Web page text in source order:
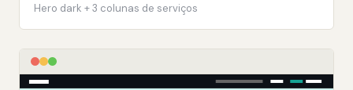
Hero dark + 3 colunas de serviços